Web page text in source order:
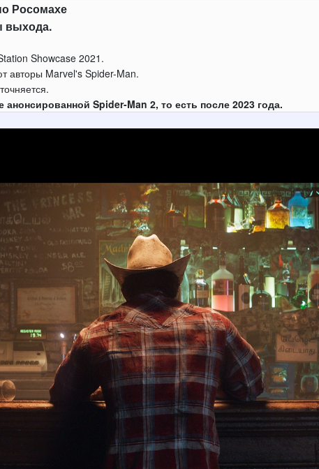
Росомахе
выхода.
Showcase 2021.
авторы Marvel's Spider-Man.
Spider-Man 2, то есть после 2023 года.